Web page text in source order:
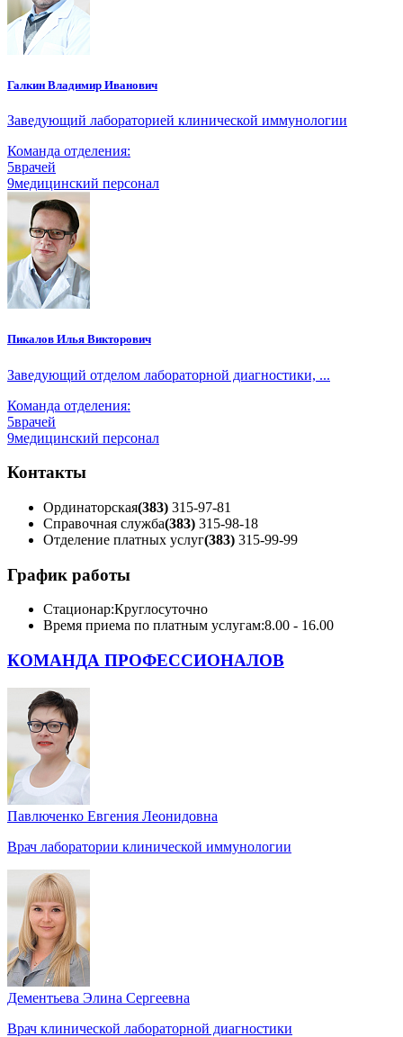
Галкин Владимир Иванович
Заведующий лабораторией клинической иммунологии
Команда отделения:
5врачей
9медицинский персонал
Пикалов Илья Викторович
Заведующий отделом лабораторной диагностики, ...
Команда отделения:
5врачей
9медицинский персонал
Контакты
Ординаторская(383) 315-97-81
Справочная служба(383) 315-98-18
Отделение платных услуг(383) 315-99-99
График работы
Стационар:Круглосуточно
Время приема по платным услугам:8.00 - 16.00
КОМАНДА ПРОФЕССИОНАЛОВ
Павлюченко Евгения Леонидовна
Врач лаборатории клинической иммунологии
Дементьева Элина Сергеевна
Врач клинической лабораторной диагностики